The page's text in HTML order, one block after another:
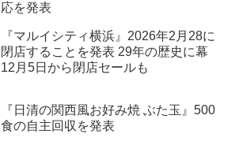
応を発表
『マルイシティ横浜』2026年2月28に
閉店することを発表 29年の歴史に幕
12月5日から閉店セールも
『日清の関西風お好み焼 ぶた玉』500
食の自主回収を発表